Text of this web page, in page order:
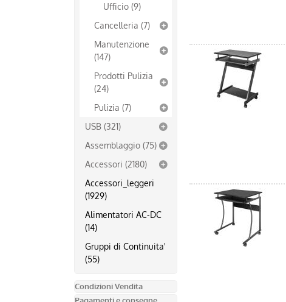
Ufficio (9)
Cancelleria (7)
Manutenzione
(147)
Prodotti Pulizia
(24)
Pulizia (7)
USB (321)
Assemblaggio (75)
Accessori (2180)
Accessori_leggeri
(1929)
Alimentatori AC-DC
(14)
Gruppi di Continuita'
(55)
Condizioni Vendita